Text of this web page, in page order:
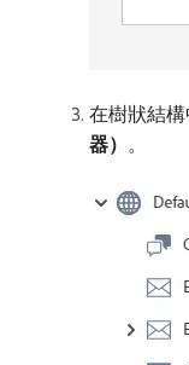
在樹狀結
器） 。